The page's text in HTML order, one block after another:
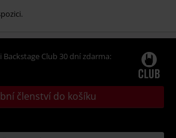
Club 30 dní zdarma:
členství do košíku